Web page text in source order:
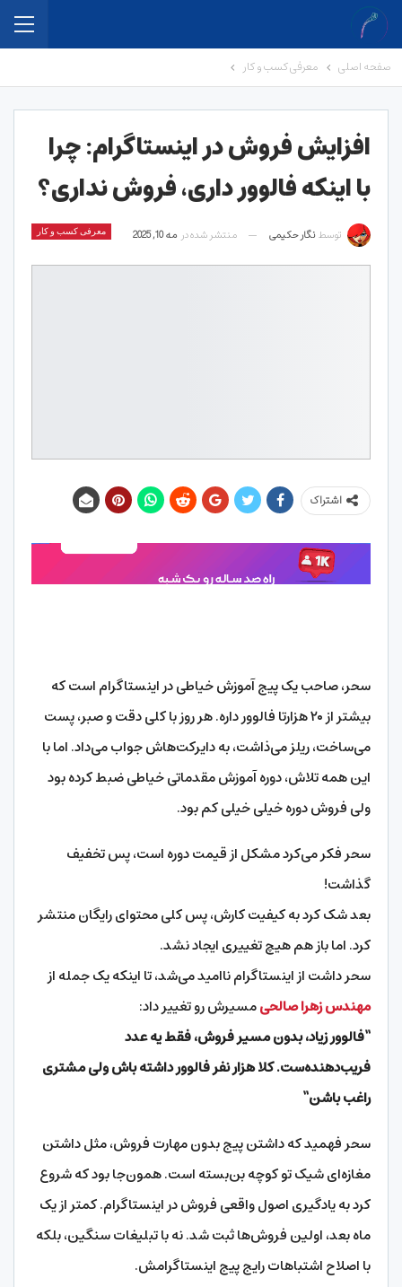
صفحه اصلی معرفی کسب و کار
افزایش فروش در اینستاگرام: چرا
با اینکه فالوور داری، فروش نداری؟
معرفی کسب و کار توسط نگار حکیمی منتشر شده در مه 10, 2025
اشتراک
سحر، صاحب یک پیج آموزش خیاطی در اینستاگرام است که
بیشتر از ۲۰ هزارتا فالوور داره. هر روز با کلی دقت و صبر، پست
می‌ساخت، ریلز می‌ذاشت، به دایرکت‌هاش جواب می‌داد. اما با
این همه‌ تلاش‌، دوره آموزش مقدماتی خیاطی ضبط کرده بود
ولی فروش دوره خیلی خیلی کم بود.
سحر فکر می‌کرد مشکل از قیمت‌ دوره است، پس تخفیف
گذاشت!
بعد شک کرد به کیفیت کارش، پس کلی محتوای رایگان منتشر
کرد. اما باز هم هیچ تغییری ایجاد نشد.
سحر داشت از اینستاگرام ناامید می‌شد، تا اینکه یک جمله از
مهندس زهرا صالحیمسیرش رو تغییر داد:
“فالوور زیاد، بدون مسیر فروش، فقط یه عدد
فریب‌دهنده‌ست. کلا هزار نفر فالوور داشته باش ولی مشتری
راغب باشن“
سحر فهمید که داشتن پیج بدون مهارت فروش، مثل داشتن
مغازه‌ای شیک تو کوچه بن‌بسته‌ است. همون‌جا بود که شروع
کرد به یادگیری اصول واقعی فروش در اینستاگرام. کمتر از یک
ماه بعد، اولین فروش‌ها ثبت شد. نه با تبلیغات سنگین، بلکه
با اصلاح اشتباهات رایج پیج اینستاگرامش.